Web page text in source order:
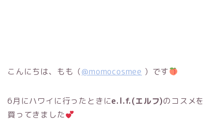
こんにちは、もも（@momocosmee ）です
6月にハワイに行ったときにe.l.f.(エルフ)のコスメを
買ってきました